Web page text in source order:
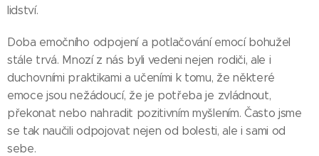
lidství.
Doba emočního odpojení a potlačování emocí bohužel
stále trvá. Mnozí z nás byli vedeni nejen rodiči, ale i
duchovními praktikami a učeními k tomu, že některé
emoce jsou nežádoucí, že je potřeba je zvládnout,
překonat nebo nahradit pozitivním myšlením. Často jsme
se tak naučili odpojovat nejen od bolesti, ale i sami od
sebe.